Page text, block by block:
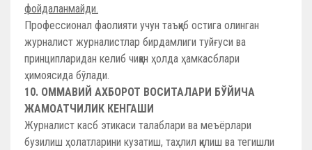
фойдаланмайди.
Профессионал фаолияти учун таъқиб остига олинган
журналист журналистлар бирдамлиги туйғуси ва
принципларидан келиб чиққан ҳолда ҳамкасблари
ҳимоясида бўлади.
10. ОММАВИЙ АХБОРОТ ВОСИТАЛАРИ БЎЙИЧА
ЖАМОАТЧИЛИК КЕНГАШИ
Журналист касб этикаси талаблари ва меъёрлари
бузилиш ҳолатларини кузатиш, таҳлил қилиш ва тегишли